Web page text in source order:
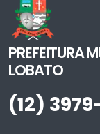
PREFEITURA
LOBATO
(12)